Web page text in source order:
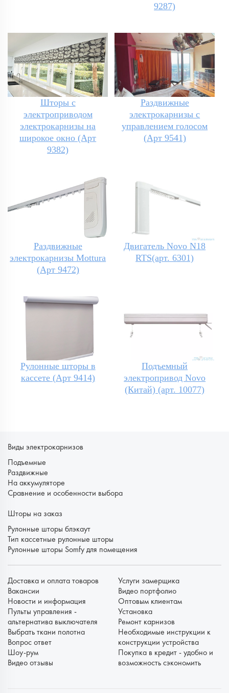
9287)
Шторы с
электроприводом
электрокарнизы на
широкое окно (Арт
9382)
Раздвижные
электрокарнизы с
управлением голосом
(Арт 9541)
Раздвижные
электрокарнизы Mottura
(Арт 9472)
Двигатель Novo N18
RTS(арт. 6301)
Рулонные шторы в
кассете (Арт 9414)
Подъемный
электропривод Novo
(Китай) (арт. 10077)
Виды электрокарнизов
Подъемные
Раздвижные
На аккумуляторе
Сравнение и особенности выбора
Шторы на заказ
Рулонные шторы блэкаут
Тип кассетные рулонные шторы
Рулонные шторы Somfy для помещения
Доставка и оплата товаров
Вакансии
Новости и информация
Пульты управления -
альтернатива выключателя
Выбрать ткани полотна
Вопрос ответ
Шоу-рум
Видео отзывы
Услуги замерщика
Видео портфолио
Оптовым клиентам
Установка
Ремонт карнизов
Необходимые инструкции к
конструкции устройства
Покупка в кредит - удобно и
возможность сэкономить